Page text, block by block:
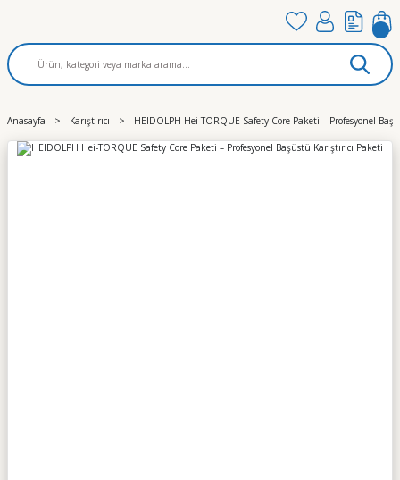
Anasayfa Karıştırıcı HEIDOLPH Hei-TORQUE Safety Core Paketi – Profesyonel